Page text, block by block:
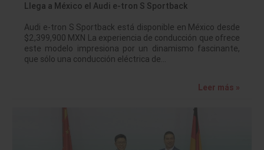
Llega a México el Audi e-tron S Sportback
Audi e-tron S Sportback está disponible en México desde
$2,399,900 MXN La experiencia de conducción que ofrece
este modelo impresiona por un dinamismo fascinante,
que sólo una conducción eléctrica de…
Leer más »